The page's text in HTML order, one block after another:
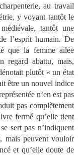
au travail
y voyant tantôt le
tantôt une
l’esprit humain. De
que la femme ailée
regard abattu, mais,
plutôt « un état
être un nouvel indice
n’en est pas
pas complètement
fermé qu’elle tient
sert pas n’indiquent
mais peuvent vouloir
et qu’elle doute de